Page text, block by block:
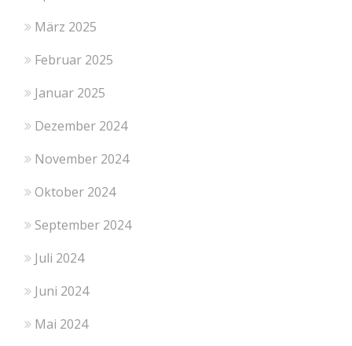
März 2025
Februar 2025
Januar 2025
Dezember 2024
November 2024
Oktober 2024
September 2024
Juli 2024
Juni 2024
Mai 2024